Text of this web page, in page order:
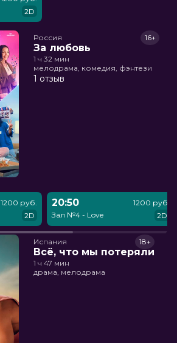
2D
Россия
За любовь
16+
1 ч 32 мин
мелодрама, комедия, фэнтези
1 отзыв
1200 руб.
2D
20:50
Зал №4 - Love
1200 руб.
2D
Испания
Всё, что мы потеряли
18+
1 ч 47 мин
драма, мелодрама